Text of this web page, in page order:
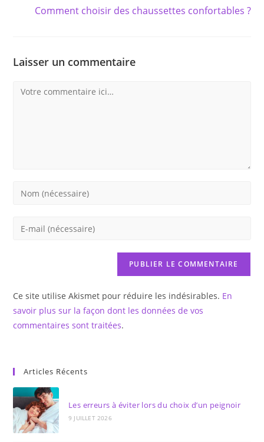
Comment choisir des chaussettes confortables ?
Laisser un commentaire
Comment
Enter
Enter
comment
Ce site utilise Akismet pour réduire les indésirables. En
savoir plus sur la façon dont les données de vos
commentaires sont traitées.
Articles Récents
Les erreurs à éviter lors du choix d’un peignoir
9 JUILLET 2026